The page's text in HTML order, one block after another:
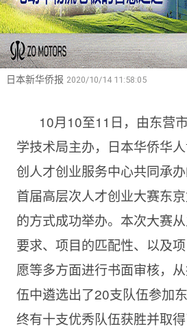
2020年东营市首届高层次人
成功举办
乔聚 华人新闻 文化风采
日本新华侨报 2020/10/14 11:58:05
10月10至11日，由东营
学技术局主办，日本华侨华
创人才创业服务中心共同承
首届高层次人才创业大赛东
的方式成功举办。本次大赛
要求、项目的匹配性、以及
愿等多方面进行书面审核，
伍中遴选出了20支队伍参加
终有十支优秀队伍获胜并取